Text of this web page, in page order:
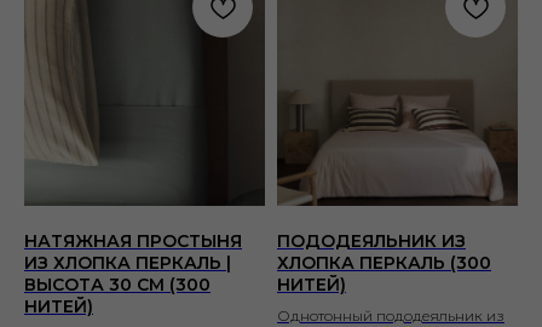
НАТЯЖНАЯ ПРОСТЫНЯ
ИЗ ХЛОПКА ПЕРКАЛЬ |
ВЫСОТА 30 СМ (300
НИТЕЙ)
ПОДОДЕЯЛЬНИК ИЗ
ХЛОПКА ПЕРКАЛЬ (300
НИТЕЙ)
Однотонный пододеяльник из